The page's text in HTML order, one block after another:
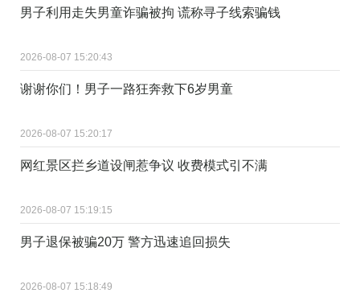
男子利用走失男童诈骗被拘 谎称寻子线索骗钱
2026-08-07 15:20:43
谢谢你们！男子一路狂奔救下6岁男童
2026-08-07 15:20:17
网红景区拦乡道设闸惹争议 收费模式引不满
2026-08-07 15:19:15
男子退保被骗20万 警方迅速追回损失
2026-08-07 15:18:49